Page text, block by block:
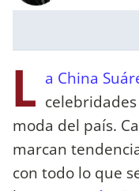
L a China
moda del país.
marcan
con todo lo que